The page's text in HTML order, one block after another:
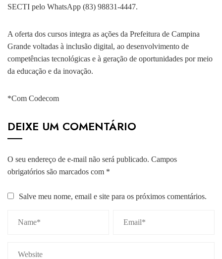
SECTI pelo WhatsApp (83) 98831-4447.
A oferta dos cursos integra as ações da Prefeitura de Campina
Grande voltadas à inclusão digital, ao desenvolvimento de
competências tecnológicas e à geração de oportunidades por meio
da educação e da inovação.
*Com Codecom
DEIXE UM COMENTÁRIO
O seu endereço de e-mail não será publicado. Campos
obrigatórios são marcados com *
Salve meu nome, email e site para os próximos comentários.